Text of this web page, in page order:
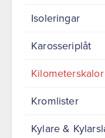
Isoleringar
Karosseriplåt
Kilometerskalor
Kromlister
Kylare &